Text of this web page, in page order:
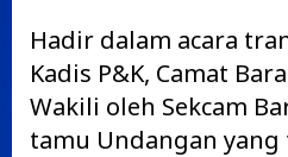
Hadir dalam acara
Kadis P&K, Camat
Wakili oleh Sekcam
tamu Undangan